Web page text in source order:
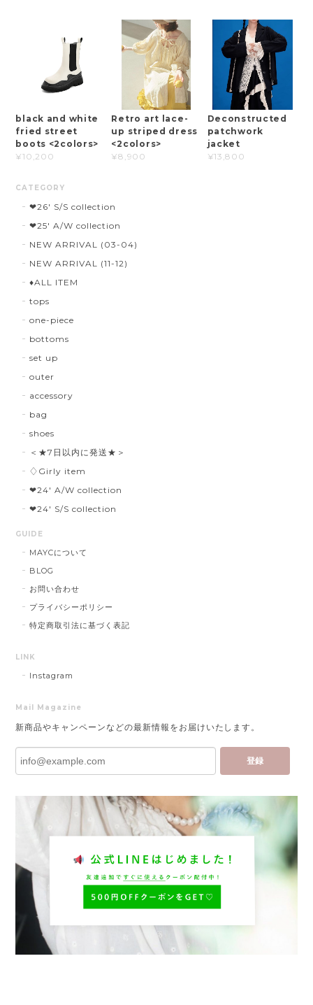
black and white
fried street
boots <2colors>
¥10,200
Retro art lace-
up striped dress
<2colors>
¥8,900
Deconstructed
patchwork
jacket
¥13,800
CATEGORY
❤︎26' S/S collection
❤︎25' A/W collection
NEW ARRIVAL (03-04)
NEW ARRIVAL (11-12)
♦︎ALL ITEM
tops
one-piece
bottoms
set up
outer
accessory
bag
shoes
＜★7日以内に発送★＞
♢Girly item
❤︎24' A/W collection
❤︎24' S/S collection
GUIDE
MAYCについて
BLOG
お問い合わせ
プライバシーポリシー
特定商取引法に基づく表記
LINK
Instagram
Mail Magazine
新商品やキャンペーンなどの最新情報をお届けいたします。
登録